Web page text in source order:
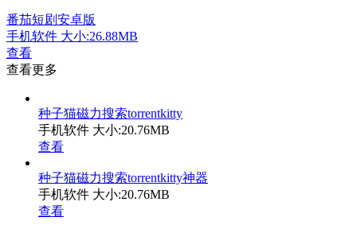
番茄短剧安卓版
手机软件 大小:26.88MB
查看
查看更多
种子猫磁力搜索torrentkitty
手机软件 大小:20.76MB
查看
种子猫磁力搜索torrentkitty神器
手机软件 大小:20.76MB
查看